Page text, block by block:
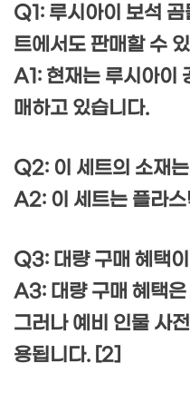
Q1: 루시아이 보석
트에서도 판매할 수
A1: 현재는 루시아이
매하고 있습니다.
Q2: 이 세트의 소재
A2: 이 세트는 플라
Q3: 대량 구매 혜택
A3: 대량 구매 혜택
그러나 예비 인물 사
용됩니다. [2]